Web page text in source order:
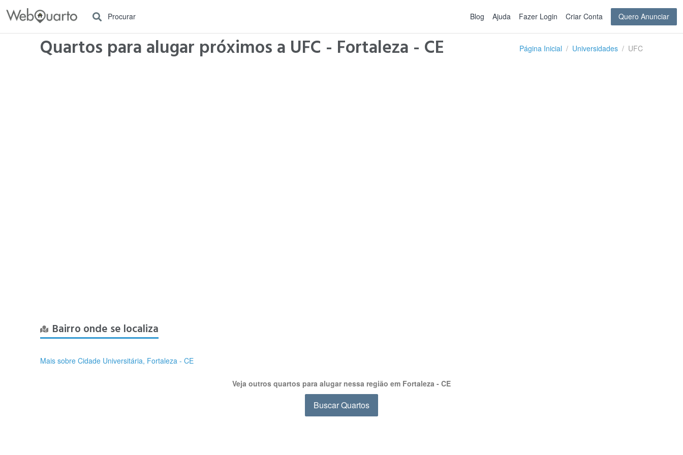
Procurar Blog Ajuda Fazer Login Criar Conta Quero Anunciar
Quartos para alugar próximos a UFC - Fortaleza - CE Página Inicial Universidades UFC
Bairro onde se localiza
Mais sobre Cidade Universitária, Fortaleza - CE
Veja outros quartos para alugar nessa região em Fortaleza - CE
Buscar Quartos